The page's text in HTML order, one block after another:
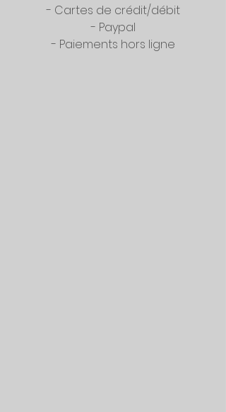
- Cartes de crédit/débit
- Paypal
- Paiements hors ligne